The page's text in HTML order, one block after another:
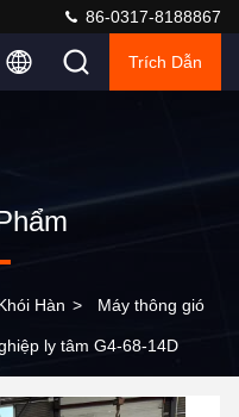
86-0317-8188867
Trích Dẫn
Hàn > Máy thông gió
ly tâm G4-68-14D